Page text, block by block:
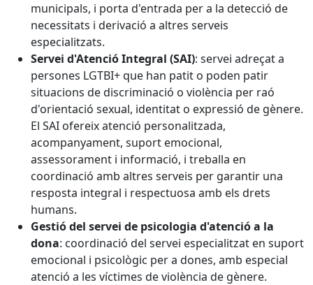
municipals, i porta d'entrada per a la detecció de
necessitats i derivació a altres serveis
especialitzats.
Servei d'Atenció Integral (SAI): servei adreçat a
persones LGTBI+ que han patit o poden patir
situacions de discriminació o violència per raó
d'orientació sexual, identitat o expressió de gènere.
El SAI ofereix atenció personalitzada,
acompanyament, suport emocional,
assessorament i informació, i treballa en
coordinació amb altres serveis per garantir una
resposta integral i respectuosa amb els drets
humans.
Gestió del servei de psicologia d'atenció a la
dona: coordinació del servei especialitzat en suport
emocional i psicològic per a dones, amb especial
atenció a les víctimes de violència de gènere.